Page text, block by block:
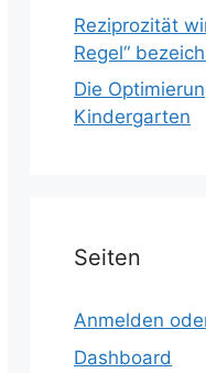
Reziprozität
Regel“
Die
Kindergarten
Seiten
Anmelden
Dashboard